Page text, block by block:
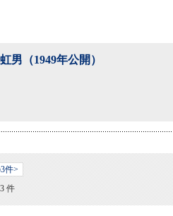
虹男（1949年公開）
件>
件